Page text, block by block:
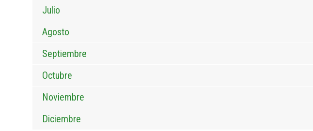
Julio
Agosto
Septiembre
Octubre
Noviembre
Diciembre